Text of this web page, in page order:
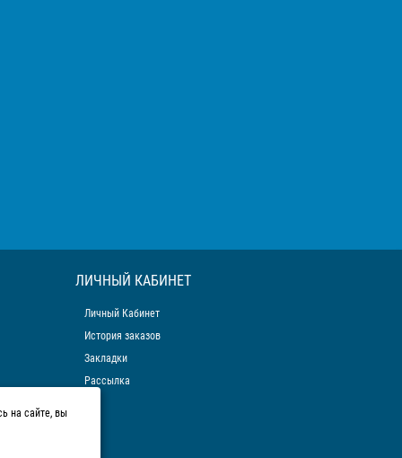
ЛИЧНЫЙ КАБИНЕТ
Личный Кабинет
История заказов
Закладки
Рассылка
на сайте, вы